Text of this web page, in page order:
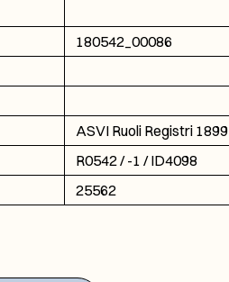
180542_00086
ASVI Ruoli Registri 1899
R0542 / -1 / ID4098
25562